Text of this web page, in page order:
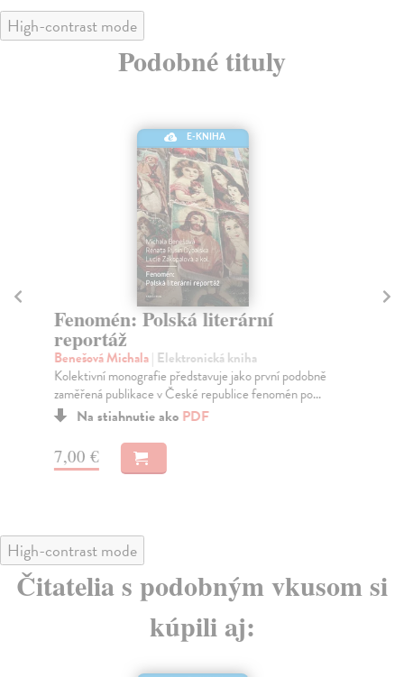
High-contrast mode
Podobné tituly
E-KNIHA
Fenomén: Polská literární
reportáž
Benešová Michala| Elektronická kniha
Kolektivní monografie představuje jako první podobně
zaměřená publikace v České republice fenomén po...
Na stiahnutie ako PDF
7,00 €
High-contrast mode
Čitatelia s podobným vkusom si
kúpili aj: